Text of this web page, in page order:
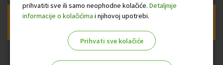
Prijava na newsletter OTP banke
prihvatiti sve ili samo neophodne kolačiće. Detaljnije
informacije o kolačićima i njihovoj upotrebi.
Prihvati sve kolačiće